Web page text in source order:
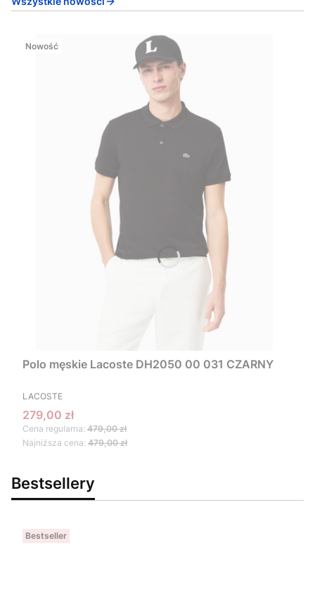
Nowość
Polo męskie Lacoste DH2050 00 031 CZARNY
PRODUCENT
LACOSTE
Cena promocyjna
279,00 zł
Cena regularna: 479,00 zł
Najniższa cena: 479,00 zł
Bestsellery
Bestseller